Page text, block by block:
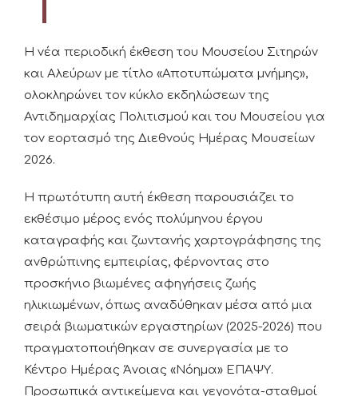
Η νέα περιοδική έκθεση του Μουσείου Σιτηρών
και Αλεύρων με τίτλο «Αποτυπώματα μνήμης»,
ολοκληρώνει τον κύκλο εκδηλώσεων της
Αντιδημαρχίας Πολιτισμού και του Μουσείου για
τον εορτασμό της Διεθνούς Ημέρας Μουσείων
2026.
Η πρωτότυπη αυτή έκθεση παρουσιάζει το
εκθέσιμο μέρος ενός πολύμηνου έργου
καταγραφής και ζωντανής χαρτογράφησης της
ανθρώπινης εμπειρίας, φέρνοντας στο
προσκήνιο βιωμένες αφηγήσεις ζωής
ηλικιωμένων, όπως αναδύθηκαν μέσα από μια
σειρά βιωματικών εργαστηρίων (2025-2026) που
πραγματοποιήθηκαν σε συνεργασία με το
Κέντρο Ημέρας Άνοιας «Νόημα» ΕΠΑΨΥ.
Προσωπικά αντικείμενα και γεγονότα-σταθμοί